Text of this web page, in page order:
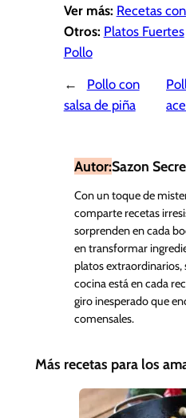
Ver más: Recetas
Otros: Platos Fuertes
Pollo
←
Pollo con
salsa de piña
Autor:Sazon
Con un toque de
comparte recetas
sorprenden en cada
en transformar
platos extraordinarios,
cocina está en cada
giro inesperado que
comensales.
Más recetas para los